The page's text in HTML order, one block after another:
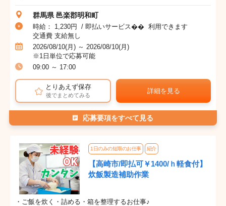
群馬県 邑楽郡明和町
時給： 1,230円 / 即払いサービス�� 利用できます
交通費 支給無し
2026/08/10(月) ～ 2026/08/10(月)
※1日単位で応募可能
09:00 ～ 17:00
とりあえず保存
後でまとめてみる
詳細を見る
応募要項をすべて見る
1日のみの短期のお仕事 紹介
【高崎市/即払可￥1400/ｈ軽食付】
炊飯製造補助作業
・ご飯を炊く・詰める・箱を整理するお仕事♪